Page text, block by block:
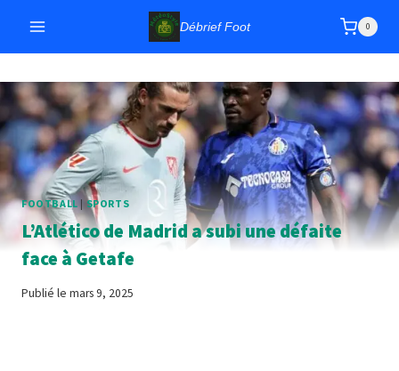
Débrief Foot 0
FOOTBALL | SPORTS
L’Atlético de Madrid a subi une défaite
face à Getafe
Publié le mars 9, 2025